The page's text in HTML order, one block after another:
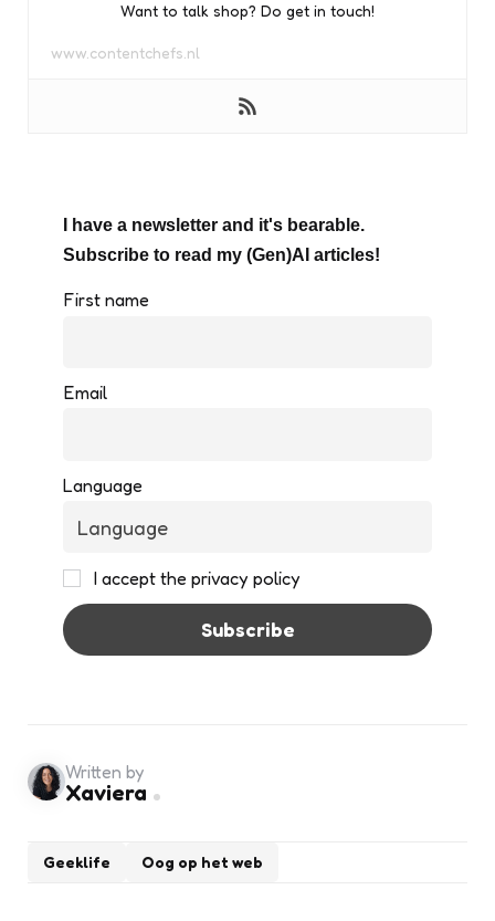
Want to talk shop? Do get in touch!
www.contentchefs.nl
I have a newsletter and it's bearable.
Subscribe to read my (Gen)AI articles!
First name
Email
Language
I accept the privacy policy
Geeklife Oog op het web
Written by
Xaviera